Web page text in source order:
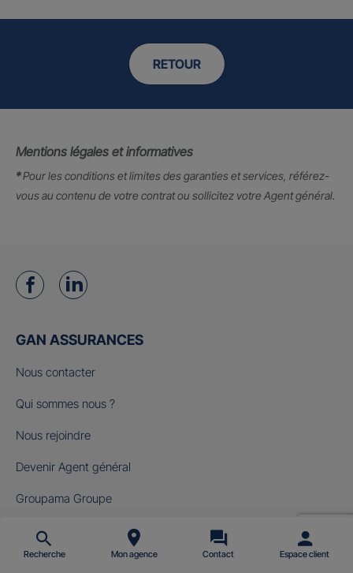
RETOUR
Mentions légales et informatives
*Pour les conditions et limites des garanties et services, référez-
vous au contenu de votre contrat ou sollicitez votre Agent général.
Recherche Mon agence Contact Espace client
GAN ASSURANCES
Nous contacter
Qui sommes nous ?
Nous rejoindre
Devenir Agent général
Groupama Groupe
Fondation Gan pour le Cinéma
NOS OFFRES